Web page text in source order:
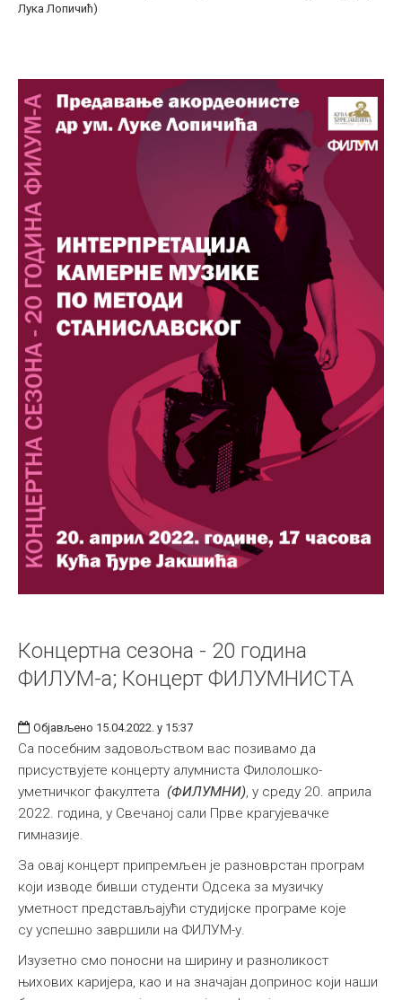
Лука Лопичић)
Концертна сезона - 20 година
ФИЛУМ-а; Концерт ФИЛУМНИСТА
Објављено 15.04.2022. у 15:37
Са посебним задовољством вас позивамо да
присуствујете концерту алумниста Филолошко-
уметничког факултета (ФИЛУМНИ), у среду 20. априла
2022. година, у Свечаној сали Прве крагујевачкe
гимназијe.
За овај концерт припремљен је разноврстан програм
који изводе бивши студенти Одсека за музичку
уметност представљајући студијске програме које
су успешно завршили на ФИЛУМ-у.
Изузетно смо поносни на ширину и разноликост
њихових каријера, као и на значајан допринос који наши